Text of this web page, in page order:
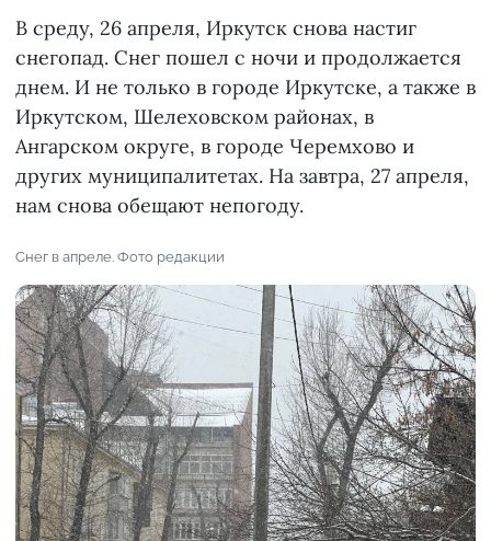
В среду, 26 апреля, Иркутск снова настиг
снегопад. Снег пошел с ночи и продолжается
днем. И не только в городе Иркутске, а также в
Иркутском, Шелеховском районах, в
Ангарском округе, в городе Черемхово и
других муниципалитетах. На завтра, 27 апреля,
нам снова обещают непогоду.
Снег в апреле. Фото редакции